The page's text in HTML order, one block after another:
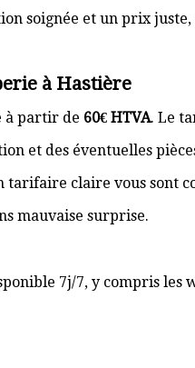
soignée et un prix
à Hastière
à partir de 60€ HTVA. Le
et des éventuelles
claire vous sont
mauvaise surprise.
7j/7, y compris les